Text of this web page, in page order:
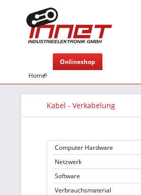
Home
Onlineshop
Kabel - Verkabelung
Computer Hardware
Netzwerk
Software
Verbrauchsmaterial